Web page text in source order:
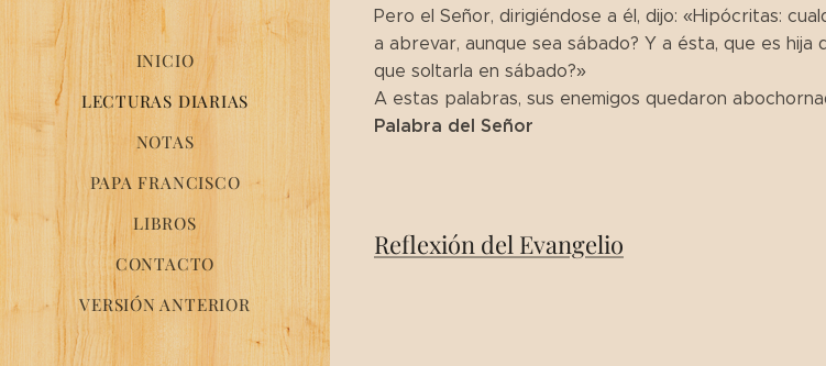
INICIO
LECTURAS DIARIAS
NOTAS
PAPA FRANCISCO
LIBROS
CONTACTO
VERSIÓN ANTERIOR
Pero el Señor, dirigiéndose a él, dijo: «Hipócritas:
a abrevar, aunque sea sábado? Y a ésta, que es
que soltarla en sábado?»
A estas palabras, sus enemigos quedaron
Palabra del Señor
Reflexión del Evangelio